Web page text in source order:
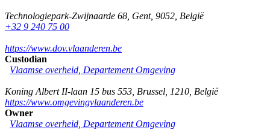
Technologiepark-Zwijnaarde 68 Gent, 9052 België
+32 9 240 75 00
https://www.dov.vlaanderen.be
Custodian
Vlaamse overheid, Departement Omgeving
Koning Albert II-laan 15 bus 553 Brussel 1210 België
https://www.omgevingvlaanderen.be
Owner
Vlaamse overheid, Departement Omgeving